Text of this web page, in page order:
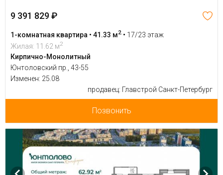
9 391 829 ₽
1-комнатная квартира • 41.33 м2 • 17/23 этаж
Жилая: 11.62 м2
Кирпично-Монолитный
Юнтоловский пр., 43-55
Изменен: 25.08
продавец: Главстрой Санкт-Петербург
Позвонить